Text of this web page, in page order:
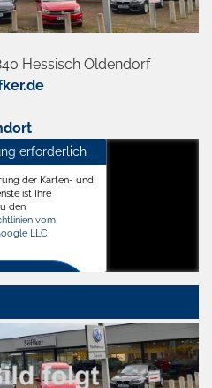
Hessisch Oldendorf
Oldendorf
erforderlich
der Karten- und
ist Ihre
den
vom
LLC